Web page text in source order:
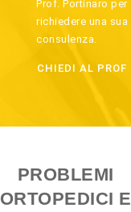
Prof. Portinaro per
richiedere una sua
consulenza.
CHIEDI AL PROF
PROBLEMI
ORTOPEDICI E